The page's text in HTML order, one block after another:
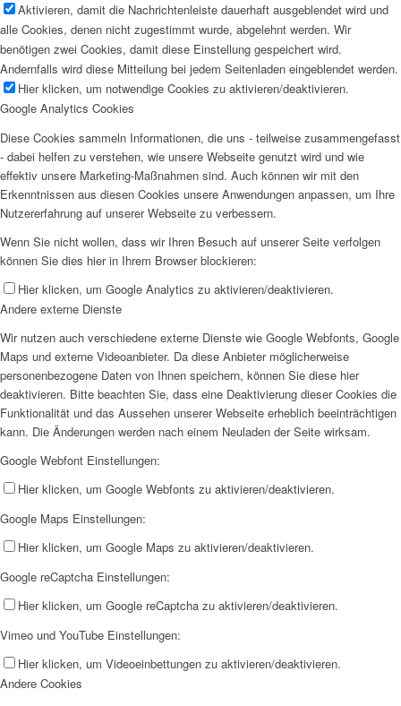
Aktivieren, damit die Nachrichtenleiste dauerhaft ausgeblendet wird und
alle Cookies, denen nicht zugestimmt wurde, abgelehnt werden. Wir
benötigen zwei Cookies, damit diese Einstellung gespeichert wird.
Andernfalls wird diese Mitteilung bei jedem Seitenladen eingeblendet werden.
Hier klicken, um notwendige Cookies zu aktivieren/deaktivieren.
Google Analytics Cookies
Diese Cookies sammeln Informationen, die uns - teilweise zusammengefasst
- dabei helfen zu verstehen, wie unsere Webseite genutzt wird und wie
effektiv unsere Marketing-Maßnahmen sind. Auch können wir mit den
Erkenntnissen aus diesen Cookies unsere Anwendungen anpassen, um Ihre
Nutzererfahrung auf unserer Webseite zu verbessern.
Wenn Sie nicht wollen, dass wir Ihren Besuch auf unserer Seite verfolgen
können Sie dies hier in Ihrem Browser blockieren:
Hier klicken, um Google Analytics zu aktivieren/deaktivieren.
Andere externe Dienste
Wir nutzen auch verschiedene externe Dienste wie Google Webfonts, Google
Maps und externe Videoanbieter. Da diese Anbieter möglicherweise
personenbezogene Daten von Ihnen speichern, können Sie diese hier
deaktivieren. Bitte beachten Sie, dass eine Deaktivierung dieser Cookies die
Funktionalität und das Aussehen unserer Webseite erheblich beeinträchtigen
kann. Die Änderungen werden nach einem Neuladen der Seite wirksam.
Google Webfont Einstellungen:
Hier klicken, um Google Webfonts zu aktivieren/deaktivieren.
Google Maps Einstellungen:
Hier klicken, um Google Maps zu aktivieren/deaktivieren.
Google reCaptcha Einstellungen:
Hier klicken, um Google reCaptcha zu aktivieren/deaktivieren.
Vimeo und YouTube Einstellungen:
Hier klicken, um Videoeinbettungen zu aktivieren/deaktivieren.
Andere Cookies